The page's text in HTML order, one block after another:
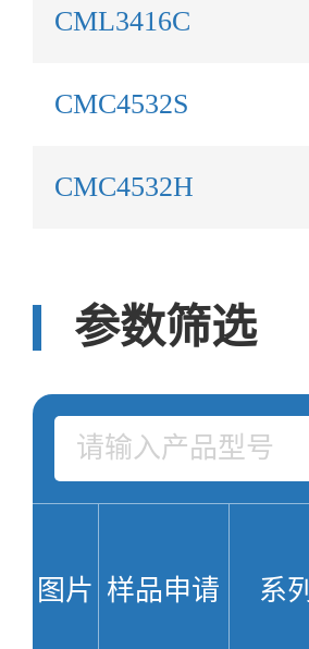
CML3416C
CMC4532S
CMC4532H
参数筛选
图片 样品申请 系列